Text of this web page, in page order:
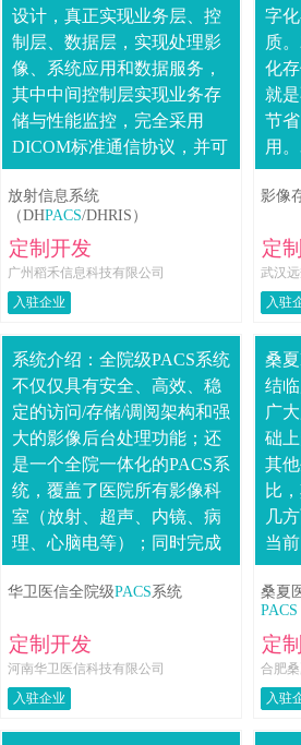
设计，真正实现业务层、控
制层、数据层，实现处理影
像、系统应用和数据服务，
其中中间控制层实现业务存
储与性能监控，完全采用
DICOM标准通信协议，并可
随意扩展且相互容错、自动
负载均衡，支持各种平台数
据库（oracle....
放射信息系统
（DHPACS/DHRIS）
定制开发
广州稻禾信息科技有限公司
入驻企业
字
质
化
就
节
用
化
调
影像
定
武汉
入驻
系统介绍：全院级PACS系统
不仅仅具有安全、高效、稳
定的访问/存储/调阅架构和强
大的影像后台处理功能；还
是一个全院一体化的PACS系
统，覆盖了医院所有影像科
室（放射、超声、内镜、病
理、心脑电等）；同时完成
与院内HIS、RIS、LIS等系
统融合，实现全院检查预
华卫医信全院级PACS系统
定制开发
河南华卫医信科技有限公司
入驻企业
桑
结
广
础
其
比
几
当
多
的
销售
桑夏
PACS
定
合肥
入驻